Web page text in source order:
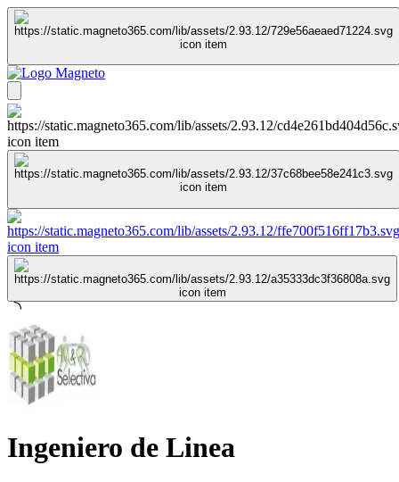
Ingeniero de Linea